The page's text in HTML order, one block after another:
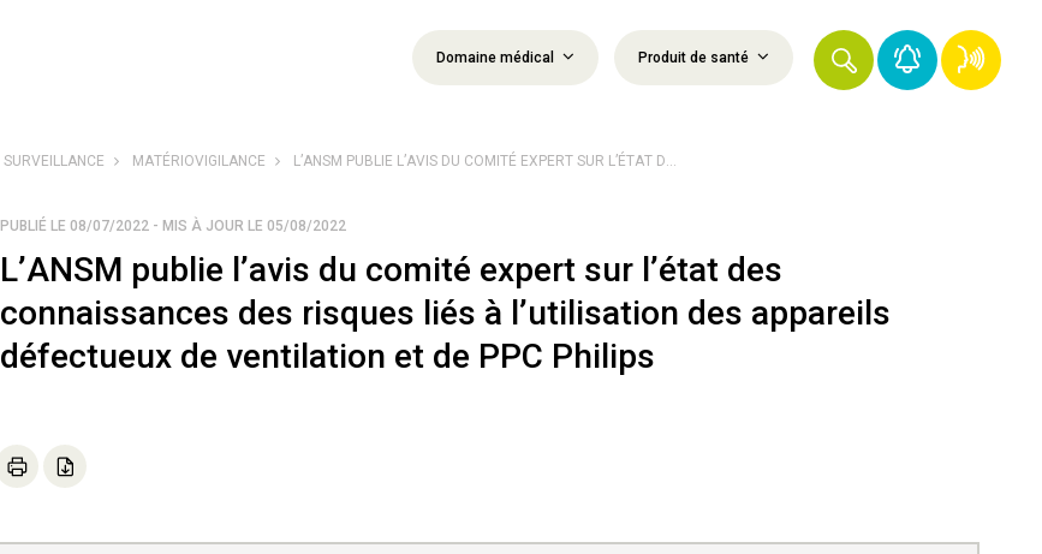
Domaine médical Produit de santé
SURVEILLANCE MATÉRIOVIGILANCE L’ANSM PUBLIE L’AVIS DU COMITÉ EXPERT SUR L’ÉTAT D...
PUBLIÉ LE 08/07/2022 - MIS À JOUR LE 05/08/2022
L’ANSM publie l’avis du comité expert sur l’état des
connaissances des risques liés à l’utilisation des appareils
défectueux de ventilation et de PPC Philips